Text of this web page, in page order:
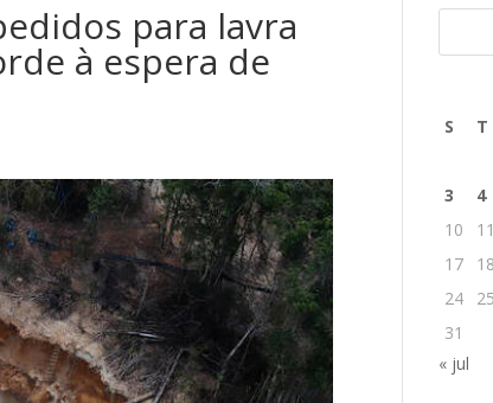
para lavra
à espera de
S T
3
4
10
11
17
18
24
25
31
« jul